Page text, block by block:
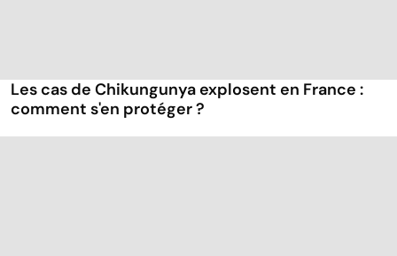
Les cas de Chikungunya explosent en France :
comment s'en protéger ?